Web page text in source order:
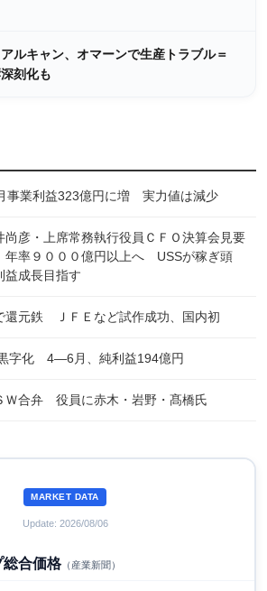
ルキャン、オマーンで生産トラブル＝
刻化も
業利益323億円に増 実力値は減少
尚彦・上席常務執行役員ＣＦＯ決算会見要
率９０００億円以上へ USSが稼ぎ頭
益成長目指す
還元鉄 ＪＦＥなど試作成功、国内初
字化 4―6月、純利益194億円
Ｗ合弁 役員に赤木・岩野・髙橋氏
MARKET DATA
Update: 2026/08/06
総合価格（産業新聞）